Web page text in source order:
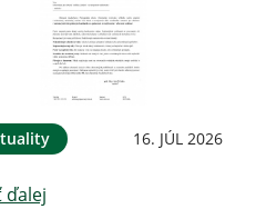
16. JÚL 2026
ďalej